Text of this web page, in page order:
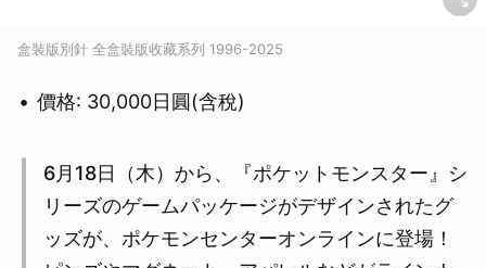
盒裝版別針 全盒裝版收藏系列 1996-2025
價格: 30,000日圓(含稅)
6月18日（木）から、『ポケットモンスター』シ
リーズのゲームパッケージがデザインされたグ
ッズが、ポケモンセンターオンラインに登場！